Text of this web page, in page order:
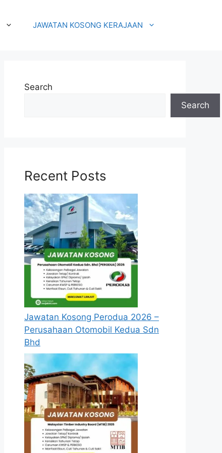
JAWATAN KOSONG KERAJAAN
Search
Search
Recent Posts
Jawatan Kosong Perodua 2026 –
Perusahaan Otomobil Kedua Sdn
Bhd